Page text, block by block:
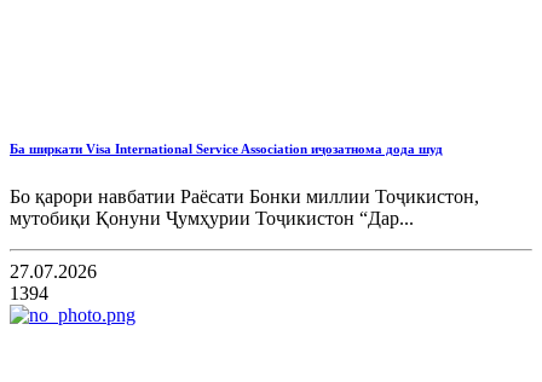
Ба ширкати Visa International Service Association иҷозатнома дода шуд
Бо қарори навбатии Раёсати Бонки миллии Тоҷикистон,
мутобиқи Қонуни Ҷумҳурии Тоҷикистон “Дар...
27.07.2026
1394